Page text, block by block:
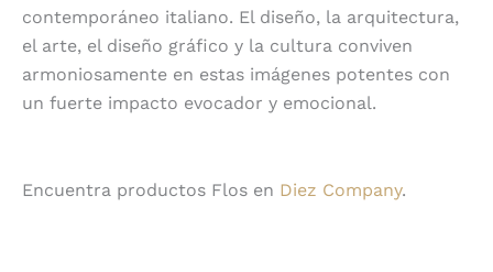
contemporáneo italiano. El diseño, la arquitectura,
el arte, el diseño gráfico y la cultura conviven
armoniosamente en estas imágenes potentes con
un fuerte impacto evocador y emocional.
Encuentra productos Flos en Diez Company.